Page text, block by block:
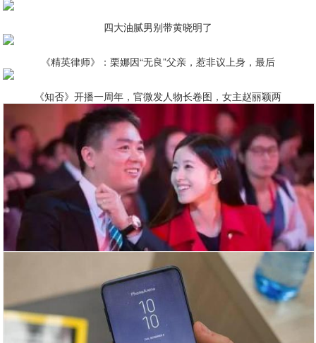
四大油腻男别带黄晓明了
《精英律师》：栗娜因“无良”父亲，惹非议上身，最后
《知否》开播一周年，官微发人物长卷图，女主赵丽颖两